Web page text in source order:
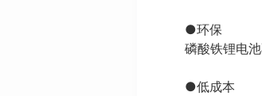
●环保
磷酸铁锂电
●低成本